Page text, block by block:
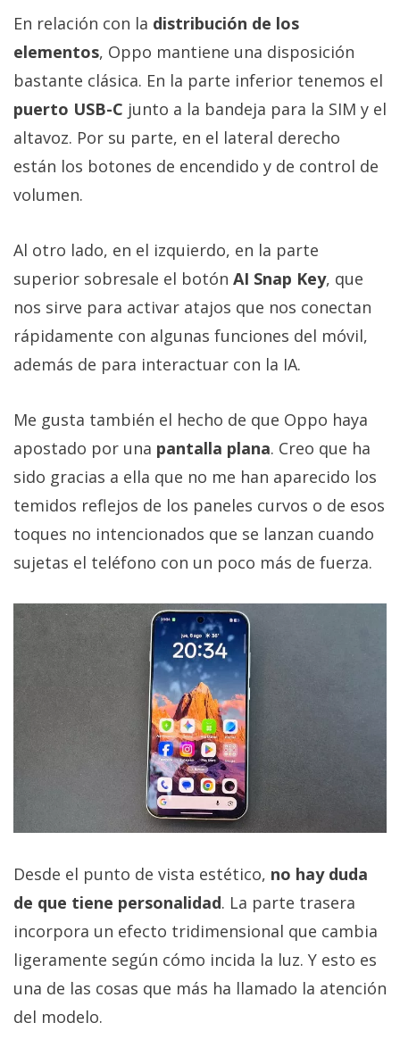
En relación con la distribución de los
elementos, Oppo mantiene una disposición
bastante clásica. En la parte inferior tenemos el
puerto USB-C junto a la bandeja para la SIM y el
altavoz. Por su parte, en el lateral derecho
están los botones de encendido y de control de
volumen.
Al otro lado, en el izquierdo, en la parte
superior sobresale el botón AI Snap Key, que
nos sirve para activar atajos que nos conectan
rápidamente con algunas funciones del móvil,
además de para interactuar con la IA.
Me gusta también el hecho de que Oppo haya
apostado por una pantalla plana. Creo que ha
sido gracias a ella que no me han aparecido los
temidos reflejos de los paneles curvos o de esos
toques no intencionados que se lanzan cuando
sujetas el teléfono con un poco más de fuerza.
Desde el punto de vista estético, no hay duda
de que tiene personalidad. La parte trasera
incorpora un efecto tridimensional que cambia
ligeramente según cómo incida la luz. Y esto es
una de las cosas que más ha llamado la atención
del modelo.